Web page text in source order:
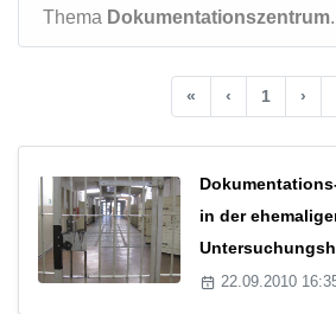
Thema Dokumentationszentrum.
« ‹ 1 ›
in der
22.09.2010